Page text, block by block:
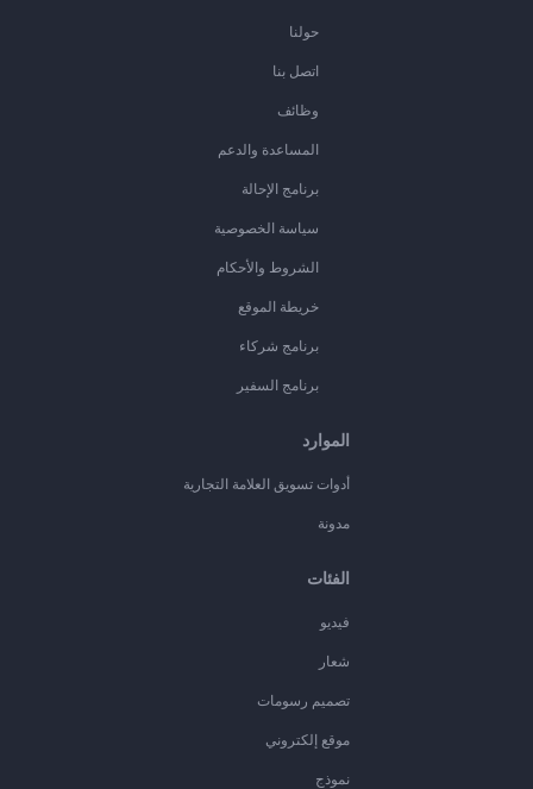
حولنا
اتصل بنا
وظائف
المساعدة والدعم
برنامج الإحالة
سياسة الخصوصية
الشروط والأحكام
خريطة الموقع
برنامج شركاء
برنامج السفير
الموارد
أدوات تسويق العلامة التجارية
مدونة
الفئات
فيديو
شعار
تصميم رسومات
موقع إلكتروني
نموذج